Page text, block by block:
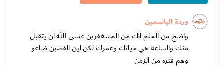
وردة الياسمين
واضح من الحلم انك من المسغفرين عسى الله ان يتقبل
منك والساعه هي حياتك وعمرك لكن اين الفصين ضاعو
وهم فتره من الزمن